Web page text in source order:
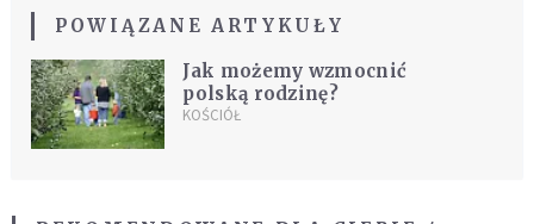
POWIĄZANE ARTYKUŁY
Jak możemy wzmocnić
polską rodzinę?
KOŚCIÓŁ